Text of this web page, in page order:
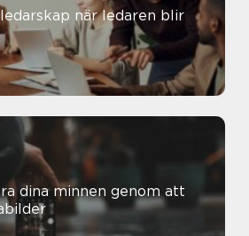
när ledaren blir
dina minnen genom att